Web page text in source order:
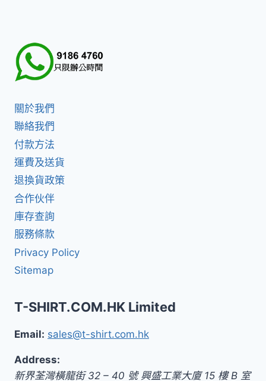
關於我們
聯絡我們
付款方法
運費及送貨
退換貨政策
合作伙伴
庫存查詢
服務條款
Privacy Policy
Sitemap
T-SHIRT.COM.HK Limited
Email: sales@t-shirt.com.hk
Address:
新界荃灣橫龍街 32 – 40 號 興盛工業大廈 15 樓 B 室